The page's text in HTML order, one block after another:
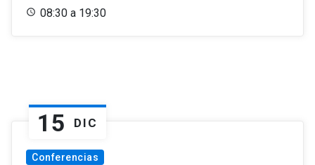
08:30 a 19:30
15 DIC
Conferencias